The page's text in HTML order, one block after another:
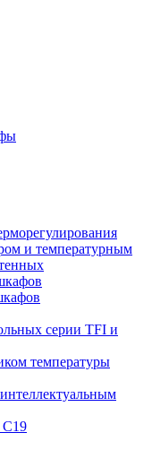
и температурным
серии TFI и
температуры